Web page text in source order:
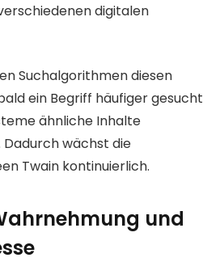
digitalen
Suchalgorithmen diesen
ein Begriff häufiger gesucht
ähnliche Inhalte
wächst die
Twain kontinuierlich.
und